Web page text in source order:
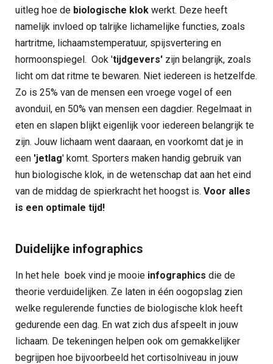
uitleg hoe de biologische klok werkt. Deze heeft
namelijk invloed op talrijke lichamelijke functies, zoals
hartritme, lichaamstemperatuur, spijsvertering en
hormoonspiegel. Ook 'tijdgevers' zijn belangrijk, zoals
licht om dat ritme te bewaren. Niet iedereen is hetzelfde.
Zo is 25% van de mensen een vroege vogel of een
avonduil, en 50% van mensen een dagdier. Regelmaat in
eten en slapen blijkt eigenlijk voor iedereen belangrijk te
zijn. Jouw lichaam went daaraan, en voorkomt dat je in
een 'jetlag' komt. Sporters maken handig gebruik van
hun biologische klok, in de wetenschap dat aan het eind
van de middag de spierkracht het hoogst is. Voor alles
is een optimale tijd!
Duidelijke infographics
In het hele boek vind je mooie infographics die de
theorie verduidelijken. Ze laten in één oogopslag zien
welke regulerende functies de biologische klok heeft
gedurende een dag. En wat zich dus afspeelt in jouw
lichaam. De tekeningen helpen ook om gemakkelijker
begrijpen hoe bijvoorbeeld het cortisolniveau in jouw